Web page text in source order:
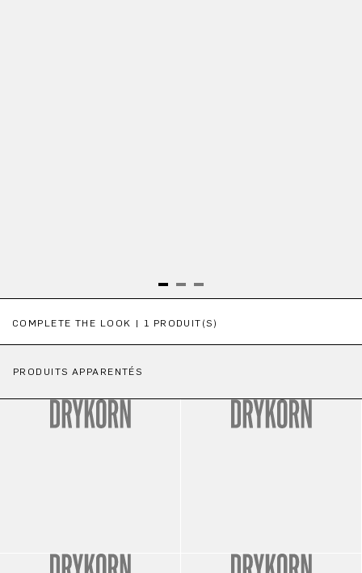
COMPLETE THE LOOK | 1 PRODUIT(S)
PRODUITS APPARENTÉS